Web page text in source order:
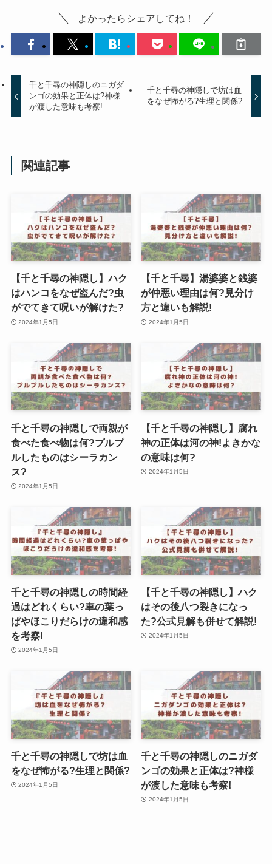
よかったらシェアしてね！
千と千尋の神隠しのニガダ
ンゴの効果と正体は?神様
が渡した意味も考察!
千と千尋の神隠しで坊は血
をなぜ怖がる?生理と関係?
関連記事
【千と千尋の神隠し】ハク
はハンコをなぜ盗んだ?虫
がでてきて呪いが解けた?
2024年1月5日
【千と千尋】湯婆婆と銭婆
が仲悪い理由は何?見分け
方と違いも解説!
2024年1月5日
千と千尋の神隠しで両親が
食べた食べ物は何?プルプ
ルしたものはシーラカン
ス?
2024年1月5日
【千と千尋の神隠し】腐れ
神の正体は河の神!よきかな
の意味は何?
2024年1月5日
千と千尋の神隠しの時間経
過はどれくらい?車の葉っ
ぱやほこりだらけの違和感
を考察!
2024年1月5日
【千と千尋の神隠し】ハク
はその後八つ裂きになっ
た?公式見解も併せて解説!
2024年1月5日
千と千尋の神隠しで坊は血
をなぜ怖がる?生理と関係?
2024年1月5日
千と千尋の神隠しのニガダ
ンゴの効果と正体は?神様
が渡した意味も考察!
2024年1月5日